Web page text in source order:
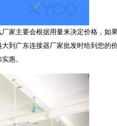
家主要会根据用量来决定价格，如
到广东连接器厂家批发时给到您的
惠。